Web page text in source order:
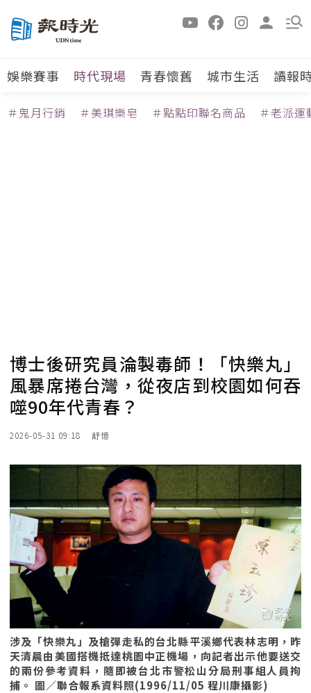
娛樂賽事 時代現場 青春懷舊 城市生活 讀報
＃鬼月行銷 ＃美琪樂皂 ＃點點印聯名商品 ＃老派運
博士後研究員淪製毒師！「快樂丸」
風暴席捲台灣，從夜店到校園如何吞
噬90年代青春？
2026-05-31 09:18 舒憶
涉及「快樂丸」及槍彈走私的台北縣平溪鄉代表林志明，昨
天清晨由美國搭機抵達桃園中正機場，向記者出示他要送交
的兩份參考資料，隨即被台北市警松山分局刑事組人員拘
捕。 圖／聯合報系資料照(1996/11/05 程川康攝影)